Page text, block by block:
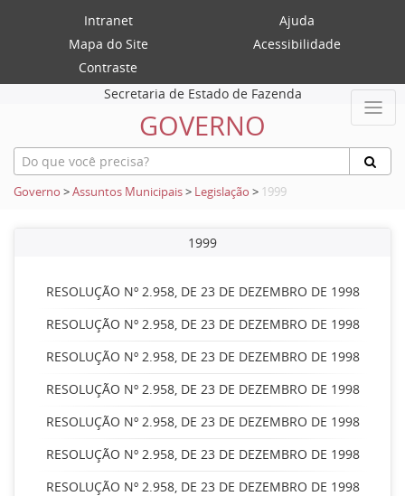
Intranet
Ajuda
Mapa do Site
Acessibilidade
Contraste
Secretaria de Estado de Fazenda
GOVERNO
Governo >Assuntos Municipais> Legislação > 1999
1999
RESOLUÇÃO Nº 2.958, DE 23 DE DEZEMBRO DE 1998
RESOLUÇÃO Nº 2.958, DE 23 DE DEZEMBRO DE 1998
RESOLUÇÃO Nº 2.958, DE 23 DE DEZEMBRO DE 1998
RESOLUÇÃO Nº 2.958, DE 23 DE DEZEMBRO DE 1998
RESOLUÇÃO Nº 2.958, DE 23 DE DEZEMBRO DE 1998
RESOLUÇÃO Nº 2.958, DE 23 DE DEZEMBRO DE 1998
RESOLUÇÃO Nº 2.958, DE 23 DE DEZEMBRO DE 1998